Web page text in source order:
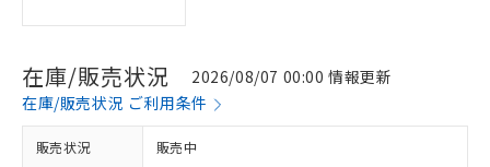
在庫/販売状況
2026/08/07 00:00 情報更新
在庫/販売状況 ご利用条件
販売状況 販売中